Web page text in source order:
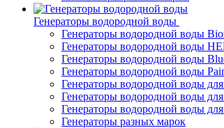
Генераторы водородной воды
Генераторы водородной воды
Генераторы водородной воды
Генераторы водородной воды
Генераторы водородной воды
Генераторы водородной воды
Генераторы водородной воды
Генераторы водородной воды для
Генераторы разных марок